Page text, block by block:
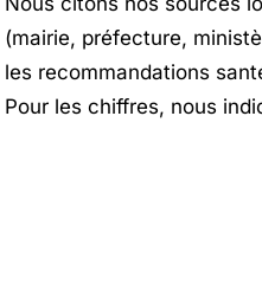
(mairie, préfecture,
les recommandations
Pour les chiffres, nous